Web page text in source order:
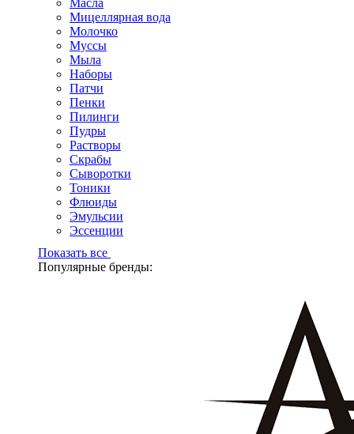
Масла
Мицеллярная вода
Молочко
Муссы
Мыла
Наборы
Патчи
Пенки
Пилинги
Пудры
Растворы
Скрабы
Сыворотки
Тоники
Флюиды
Эмульсии
Эссенции
Показать все
Популярные бренды: